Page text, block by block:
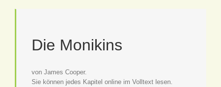
Die Monikins
von James Cooper.
Sie können jedes Kapitel online im Volltext lesen.